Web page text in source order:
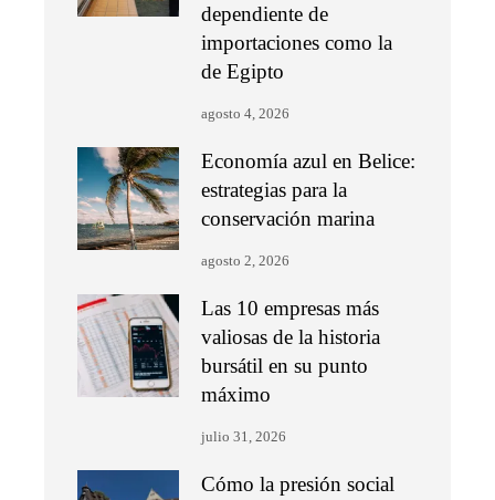
dependiente de
importaciones como la
de Egipto
agosto 4, 2026
Economía azul en Belice:
estrategias para la
conservación marina
agosto 2, 2026
Las 10 empresas más
valiosas de la historia
bursátil en su punto
máximo
julio 31, 2026
Cómo la presión social